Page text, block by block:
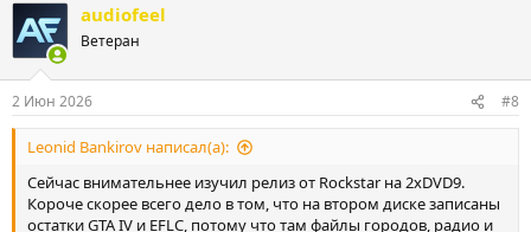
audiofeel
Ветеран
2 Июн 2026 #8
Leonid Bankirov написал(а):
Сейчас внимательнее изучил релиз от Rockstar на 2xDVD9.
Короче скорее всего дело в том, что на втором диске записаны
остатки GTA IV и EFLC, потому что там файлы городов, радио и